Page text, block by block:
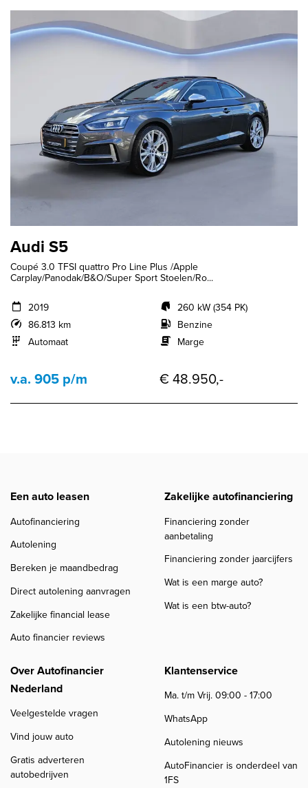
Audi S5
Coupé 3.0 TFSI quattro Pro Line Plus /Apple
Carplay/Panodak/B&O/Super Sport Stoelen/Ro...
2019
86.813 km
Automaat
260 kW (354 PK)
Benzine
Marge
v.a. 905 p/m € 48.950,-
Een auto leasen
Autofinanciering
Autolening
Bereken je maandbedrag
Direct autolening aanvragen
Zakelijke financial lease
Auto financier reviews
Zakelijke autofinanciering
Financiering zonder
aanbetaling
Financiering zonder jaarcijfers
Wat is een marge auto?
Wat is een btw-auto?
Over Autofinancier
Nederland
Veelgestelde vragen
Vind jouw auto
Gratis adverteren
autobedrijven
Klantenservice
Ma. t/m Vrij. 09:00 - 17:00
WhatsApp
Autolening nieuws
AutoFinancier is onderdeel van
1FS